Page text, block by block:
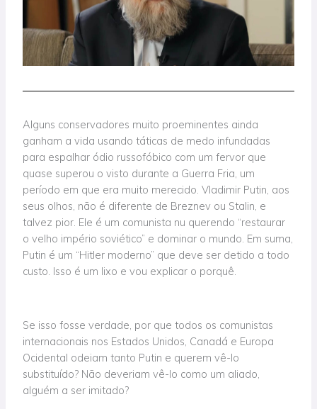
Alguns conservadores muito proeminentes ainda
ganham a vida usando táticas de medo infundadas
para espalhar ódio russofóbico com um fervor que
quase superou o visto durante a Guerra Fria, um
período em que era muito merecido. Vladimir Putin, aos
seus olhos, não é diferente de Breznev ou Stalin, e
talvez pior. Ele é um comunista nu querendo “restaurar
o velho império soviético” e dominar o mundo. Em suma,
Putin é um “Hitler moderno” que deve ser detido a todo
custo. Isso é um lixo e vou explicar o porquê.
Se isso fosse verdade, por que todos os comunistas
internacionais nos Estados Unidos, Canadá e Europa
Ocidental odeiam tanto Putin e querem vê-lo
substituído? Não deveriam vê-lo como um aliado,
alguém a ser imitado?